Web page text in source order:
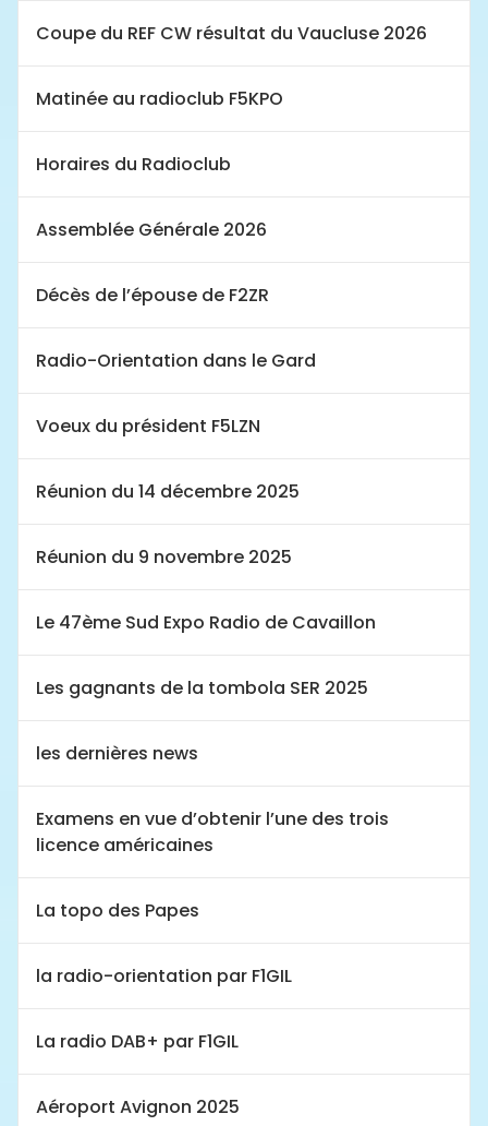
Coupe du REF CW résultat du Vaucluse 2026
Matinée au radioclub F5KPO
Horaires du Radioclub
Assemblée Générale 2026
Décès de l’épouse de F2ZR
Radio-Orientation dans le Gard
Voeux du président F5LZN
Réunion du 14 décembre 2025
Réunion du 9 novembre 2025
Le 47ème Sud Expo Radio de Cavaillon
Les gagnants de la tombola SER 2025
les dernières news
Examens en vue d’obtenir l’une des trois
licence américaines
La topo des Papes
la radio-orientation par F1GIL
La radio DAB+ par F1GIL
Aéroport Avignon 2025